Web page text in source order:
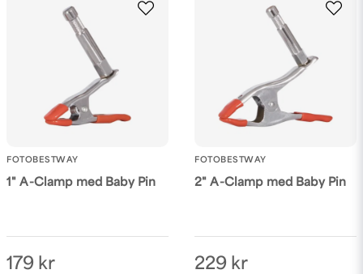
FOTOBESTWAY
1" A-Clamp med Baby Pin
179 kr
FOTOBESTWAY
2" A-Clamp med Baby Pin
229 kr